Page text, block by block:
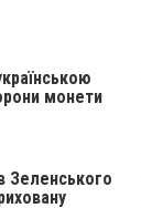
монети
Зеленського